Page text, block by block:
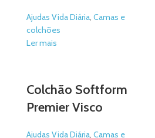
Ajudas Vida Diária, Camas e
colchões
Ler mais
Colchão Softform
Premier Visco
Ajudas Vida Diária, Camas e